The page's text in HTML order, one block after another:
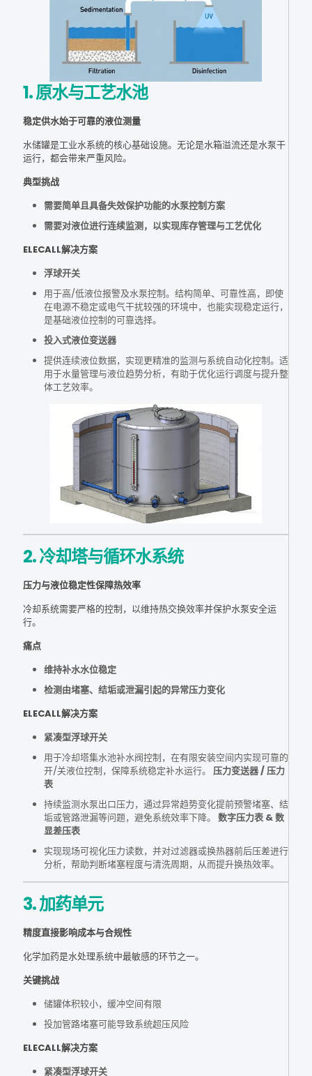
1. 原水与工艺水池
稳定供水始于可靠的液位测量
水储罐是工业水系统的核心基础设施。无论是水箱溢流还是水泵干
运行，都会带来严重风险。
典型挑战
需要简单且具备失效保护功能的水泵控制方案
需要对液位进行连续监测，以实现库存管理与工艺优化
ELECALL解决方案
浮球开关
用于高/低液位报警及水泵控制。结构简单、可靠性高，即使
在电源不稳定或电气干扰较强的环境中，也能实现稳定运行，
是基础液位控制的可靠选择。
投入式液位变送器
提供连续液位数据，实现更精准的监测与系统自动化控制。适
用于水量管理与液位趋势分析，有助于优化运行调度与提升整
体工艺效率。
2. 冷却塔与循环水系统
压力与液位稳定性保障热效率
冷却系统需要严格的控制，以维持热交换效率并保护水泵安全运
行。
痛点
维持补水水位稳定
检测由堵塞、结垢或泄漏引起的异常压力变化
ELECALL解决方案
紧凑型浮球开关
用于冷却塔集水池补水阀控制，在有限安装空间内实现可靠的
开/关液位控制，保障系统稳定补水运行。 压力变送器 / 压力
表
持续监测水泵出口压力，通过异常趋势变化提前预警堵塞、结
垢或管路泄漏等问题，避免系统效率下降。 数字压力表 & 数
显差压表
实现现场可视化压力读数，并对过滤器或换热器前后压差进行
分析，帮助判断堵塞程度与清洗周期，从而提升换热效率。
3. 加药单元
精度直接影响成本与合规性
化学加药是水处理系统中最敏感的环节之一。
关键挑战
储罐体积较小，缓冲空间有限
投加管路堵塞可能导致系统超压风险
ELECALL解决方案
紧凑型浮球开关